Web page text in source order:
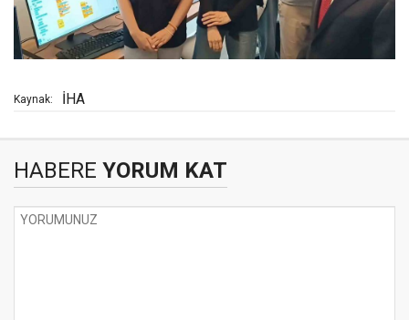
Kaynak: İHA
HABERE YORUM KAT